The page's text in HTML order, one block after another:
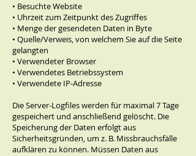
• Besuchte Website
• Uhrzeit zum Zeitpunkt des Zugriffes
• Menge der gesendeten Daten in Byte
• Quelle/Verweis, von welchem Sie auf die Seite
gelangten
• Verwendeter Browser
• Verwendetes Betriebssystem
• Verwendete IP-Adresse
Die Server-Logfiles werden für maximal 7 Tage
gespeichert und anschließend gelöscht. Die
Speicherung der Daten erfolgt aus
Sicherheitsgründen, um z. B. Missbrauchsfälle
aufklären zu können. Müssen Daten aus